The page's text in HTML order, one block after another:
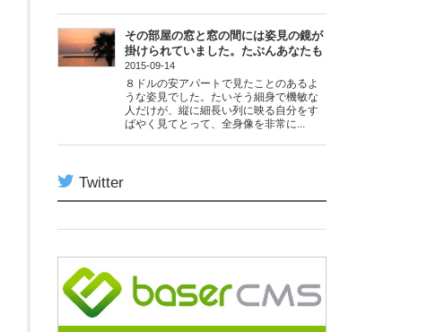
その部屋の窓と窓の間には姿見の鏡が
掛けられていました。たぶんあなたも
2015-09-14
８ドルの安アパートで見たことのあるよ
うな姿見でした。たいそう細身で機敏な
人だけが、縦に細長い列に映る自分をす
ばやく見てとって、全身像を非常に...
Twitter